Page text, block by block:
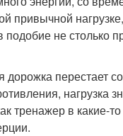
привычной
не столько
перестает
нагрузка
тренажер в какие-